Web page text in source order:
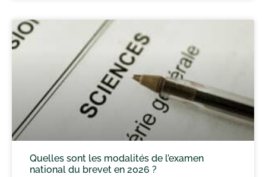
Quelles sont les modalités de l’examen
national du brevet en 2026 ?